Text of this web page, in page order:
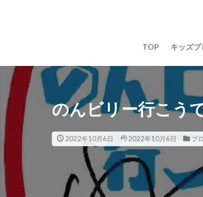
TOP キッズ
のんビリー行こう
2022年10月6日 2022年10月6日 ブ